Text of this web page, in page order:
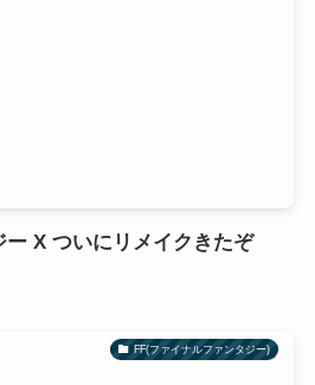
X ついにリメイクきたぞ
FF(ファイナルファンタジー)